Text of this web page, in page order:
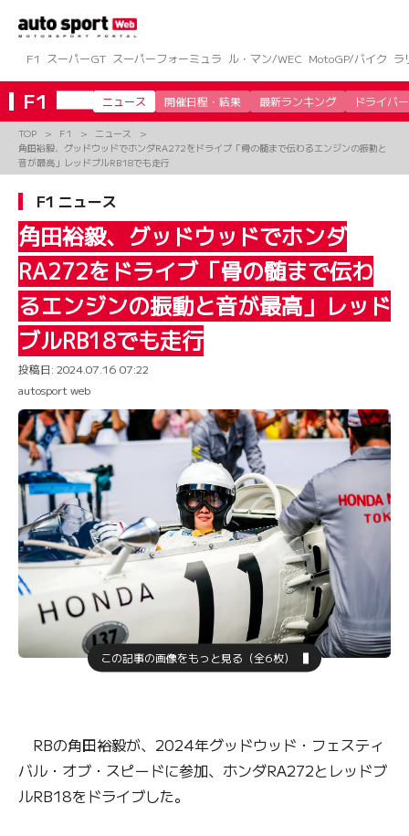
ツ
へ
ス
キ
F1 スーパーGT スーパーフォーミュラ ル・マン/WEC MotoGP/バイク ラ
F1 ニュース 開催日程・結果 最新ランキング ドライバー
TOP F1
ニュース
角田裕毅、グッドウッドでホンダRA272をドライブ「骨の髄まで伝わるエンジンの振動と
音が最高」レッドブルRB18でも走行
F1 ニュース
角田裕毅、グッドウッドでホンダ
RA272をドライブ「骨の髄まで伝わ
るエンジンの振動と音が最高」レッド
ブルRB18でも走行
投稿日: 2024.07.16 07:22
autosport web
この記事の画像をもっと見る（全6枚）
RBの角田裕毅が、2024年グッドウッド・フェスティ
バル・オブ・スピードに参加、ホンダRA272とレッドブ
ルRB18をドライブした。